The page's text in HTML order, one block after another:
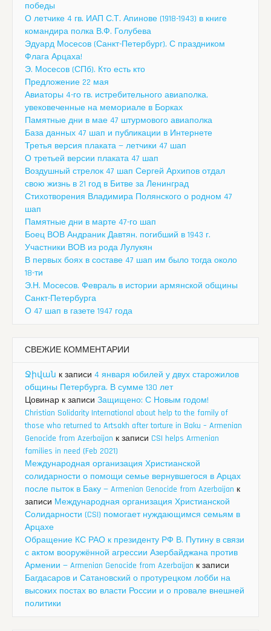
победы
О летчике 4 гв. ИАП С.Т. Апинове (1918-1943) в книге
командира полка В.Ф. Голубева
Эдуард Мосесов (Санкт-Петербург). С праздником
Флага Арцаха!
Э. Мосесов (СПб). Кто есть кто
Предложение 22 мая
Авиаторы 4-го гв. истребительного авиаполка,
увековеченные на мемориале в Борках
Памятные дни в мае 47 штурмового авиаполка
База данных 47 шап и публикации в Интернете
Третья версия плаката — летчики 47 шап
О третьей версии плаката 47 шап
Воздушный стрелок 47 шап Сергей Архипов отдал
свою жизнь в 21 год в Битве за Ленинград
Стихотворения Владимира Полянского о родном 47
шап
Памятные дни в марте 47-го шап
Боец ВОВ Андраник Давтян, погибший в 1943 г.
Участники ВОВ из рода Лулукян
В первых боях в составе 47 шап им было тогда около
18-ти
Э.Н. Мосесов. Февраль в истории армянской общины
Санкт-Петербурга
О 47 шап в газете 1947 года
СВЕЖИЕ КОММЕНТАРИИ
Ջիվան к записи 4 января юбилей у двух старожилов
общины Петербурга. В сумме 130 лет
Цовинар к записи Защищено: С Новым годом!
Christian Solidarity International about help to the family of
those who returned to Artsakh after torture in Baku – Armenian
Genocide from Azerbaijan к записи CSI helps Armenian
families in need (Feb 2021)
Международная организация Христианской
солидарности о помощи семье вернувшегося в Арцах
после пыток в Баку — Armenian Genocide from Azerbaijan к
записи Международная организация Христианской
Солидарности (CSI) помогает нуждающимся семьям в
Арцахе
Обращение КС РАО к президенту РФ В. Путину в связи
с актом вооружённой агрессии Азербайджана против
Армении — Armenian Genocide from Azerbaijan к записи
Багдасаров и Сатановский о протурецком лобби на
высоких постах во власти России и о провале внешней
политики